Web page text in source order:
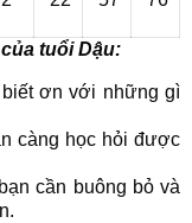
tuổi Dậu:
ơn với những gì
càng học hỏi được
cần buông bỏ và